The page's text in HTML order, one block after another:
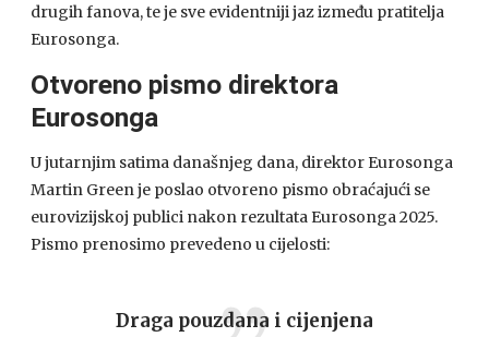
drugih fanova, te je sve evidentniji jaz između pratitelja
Eurosonga.
Otvoreno pismo direktora
Eurosonga
U jutarnjim satima današnjeg dana, direktor Eurosonga
Martin Green je poslao otvoreno pismo obraćajući se
eurovizijskoj publici nakon rezultata Eurosonga 2025.
Pismo prenosimo prevedeno u cijelosti:
Draga pouzdana i cijenjena